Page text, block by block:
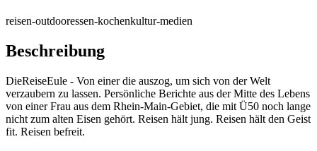
reisen-outdooressen-kochenkultur-medien
Beschreibung
DieReiseEule - Von einer die auszog, um sich von der Welt
verzaubern zu lassen. Persönliche Berichte aus der Mitte des Lebens
von einer Frau aus dem Rhein-Main-Gebiet, die mit Ü50 noch lange
nicht zum alten Eisen gehört. Reisen hält jung. Reisen hält den Geist
fit. Reisen befreit.